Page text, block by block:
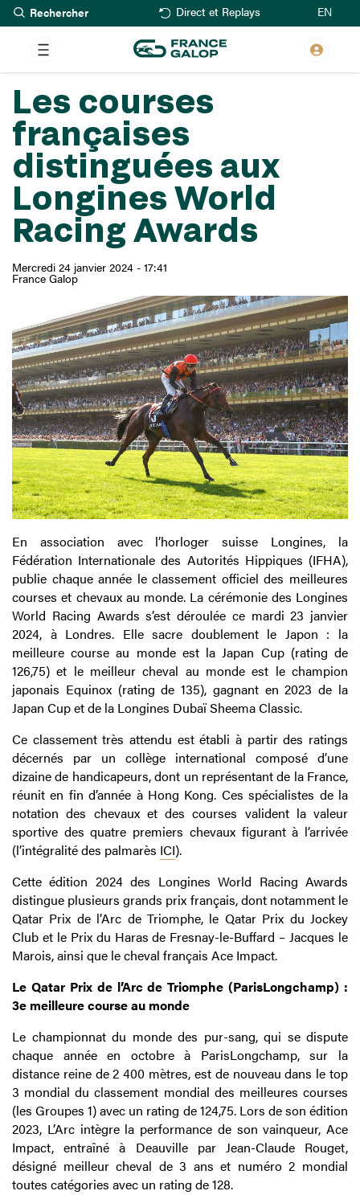
Aller
au
contenu
principal
Rechercher Direct et Replays EN
Les courses
françaises
distinguées aux
Longines World
Racing Awards
Mercredi 24 janvier 2024 - 17:41
France Galop
En association avec l’horloger suisse Longines, la
Fédération Internationale des Autorités Hippiques (IFHA),
publie chaque année le classement officiel des meilleures
courses et chevaux au monde. La cérémonie des Longines
World Racing Awards s’est déroulée ce mardi 23 janvier
2024, à Londres. Elle sacre doublement le Japon : la
meilleure course au monde est la Japan Cup (rating de
126,75) et le meilleur cheval au monde est le champion
japonais Equinox (rating de 135), gagnant en 2023 de la
Japan Cup et de la Longines Dubaï Sheema Classic.
Ce classement très attendu est établi à partir des ratings
décernés par un collège international composé d’une
dizaine de handicapeurs, dont un représentant de la France,
réunit en fin d’année à Hong Kong. Ces spécialistes de la
notation des chevaux et des courses valident la valeur
sportive des quatre premiers chevaux figurant à l’arrivée
(l’intégralité des palmarès ICI).
Cette édition 2024 des Longines World Racing Awards
distingue plusieurs grands prix français, dont notamment le
Qatar Prix de l’Arc de Triomphe, le Qatar Prix du Jockey
Club et le Prix du Haras de Fresnay-le-Buffard – Jacques le
Marois, ainsi que le cheval français Ace Impact.
Le Qatar Prix de l’Arc de Triomphe (ParisLongchamp) :
3e meilleure course au monde
Le championnat du monde des pur-sang, qui se dispute
chaque année en octobre à ParisLongchamp, sur la
distance reine de 2 400 mètres, est de nouveau dans le top
3 mondial du classement mondial des meilleures courses
(les Groupes 1) avec un rating de 124,75. Lors de son édition
2023, L’Arc intègre la performance de son vainqueur, Ace
Impact, entraîné à Deauville par Jean-Claude Rouget,
désigné meilleur cheval de 3 ans et numéro 2 mondial
toutes catégories avec un rating de 128.